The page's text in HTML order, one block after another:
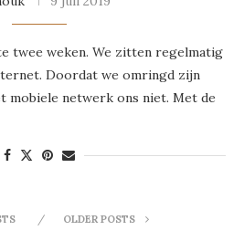
twee weken. We zitten regelmatig
Doordat we omringd zijn
mobiele netwerk ons niet. Met de
OLDER POSTS